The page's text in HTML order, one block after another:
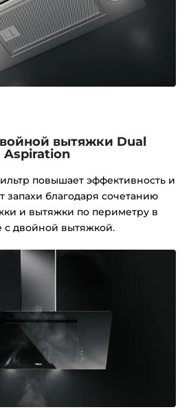
вытяжки Dual
Aspiration
повышает эффективность и
запахи благодаря сочетанию
и вытяжки по периметру в
с двойной вытяжкой.